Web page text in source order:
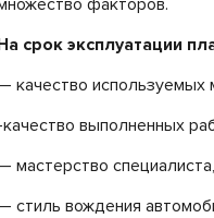
факторов.
срок эксплуатации
качество используемых
выполненных
мастерство
стиль вождения